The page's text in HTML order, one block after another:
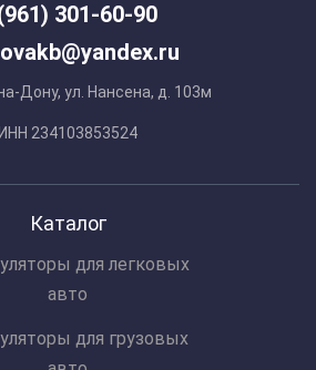
301-60-90
Дону, ул. Нансена, д. 103м
ИНН 234103853524
Каталог
для легковых
авто
для грузовых